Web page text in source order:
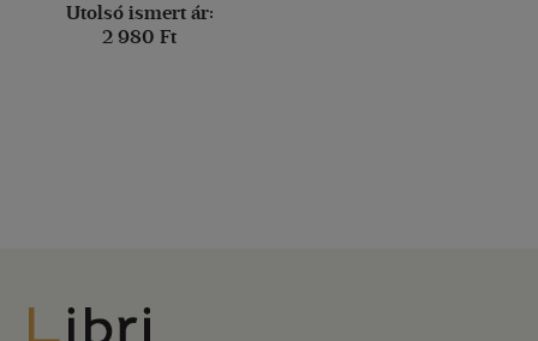
Utolsó ismert ár:
2 980 Ft
Libri